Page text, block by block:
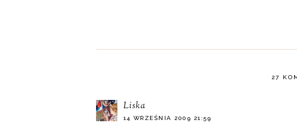
27
Liska
14 WRZEŚNIA 2009 21:59